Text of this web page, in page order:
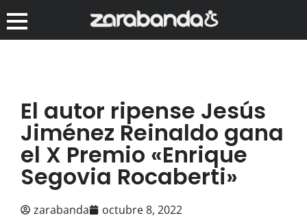
El autor ripense Jesús
Jiménez Reinaldo gana
el X Premio «Enrique
Segovia Rocaberti»
zarabanda octubre 8, 2022